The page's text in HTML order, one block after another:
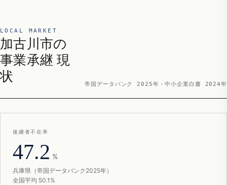
LOCAL MARKET
加古川市の
事業承継 現
状
帝国データバンク 2025年・中小企業白書 2024年
後継者不在率
47.2 %
兵庫県（帝国データバンク2025年）
全国平均 50.1%